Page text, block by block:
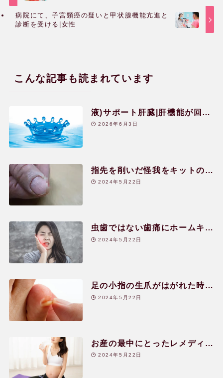
ホメオパシー体験談
水のレメディー体験談
JPHMAコングレス発表症例
読み物
よくある質問
レメディー辞典
病院にて、子宮頸癌の疑いと甲状腺機能亢進と
診断を受ける|女性
こんな記事も読まれています
液)サポート肝臓|肝機能が回復
した体験談|20代|女性
2026年6月3日
指先を削いだ怪我をキットのレ
メディーとクリームで|50代|女
2024年5月22日
虫歯ではない歯痛にホームキッ
トから|40代|女性
2024年5月22日
足の小指の生爪がはがれた時の
対処|30代|女性
2024年5月22日
お産の最中にとったレメディー
たち|30代|女性
2024年5月22日